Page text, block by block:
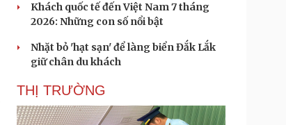
Khách quốc tế đến Việt Nam 7 tháng
2026: Những con số nổi bật
Nhặt bỏ 'hạt sạn' để làng biển Đắk Lắk
giữ chân du khách
THỊ TRƯỜNG